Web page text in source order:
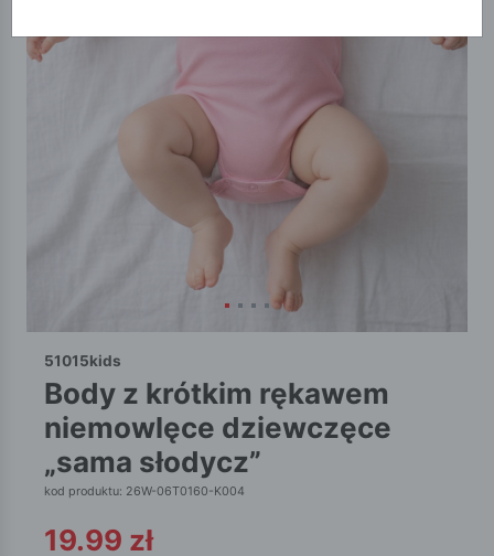
51015kids
body z krótkim rękawem
niemowlęce dziewczęce
„sama słodycz”
kod produktu: 26W-06T0160-K004
19.99 zł